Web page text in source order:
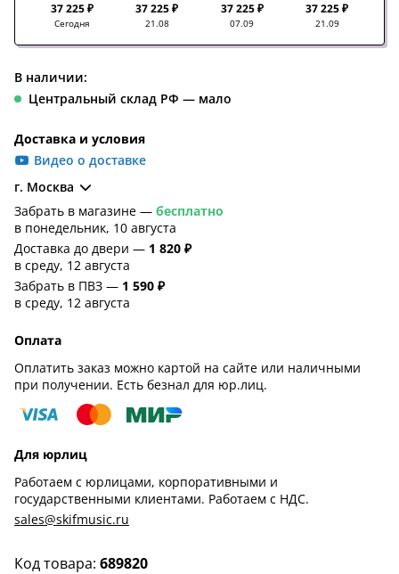
Код товара: 689820
37 225 ₽
Сегодня
37 225 ₽
21.08
37 225 ₽
07.09
37 225 ₽
21.09
В наличии:
Центральный склад РФ — мало
Доставка и условия
Видео о доставке
г. Москва
Забрать в магазине — бесплатно
в понедельник, 10 августа
Доставка до двери — 1 820 ₽
в среду, 12 августа
Забрать в ПВЗ — 1 590 ₽
в среду, 12 августа
Оплата
Оплатить заказ можно картой на сайте или наличными
при получении. Есть безнал для юр.лиц.
Для юрлиц
Работаем с юрлицами, корпоративными и
государственными клиентами. Работаем с НДС.
sales@skifmusic.ru